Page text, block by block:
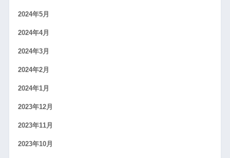
2024年5月
2024年4月
2024年3月
2024年2月
2024年1月
2023年12月
2023年11月
2023年10月